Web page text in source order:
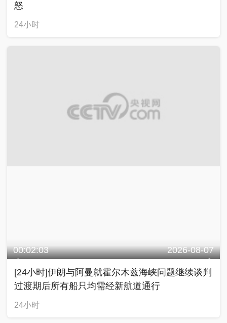
怒
24小时
00:02:03 2026-08-07
[24小时]伊朗与阿曼就霍尔木兹海峡问题继续谈判
过渡期后所有船只均需经新航道通行
24小时